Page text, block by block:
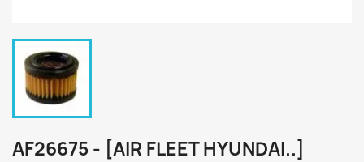
AF26675 - [AIR FLEET HYUNDAI..]